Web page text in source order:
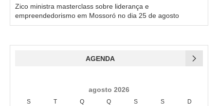
Zico ministra masterclass sobre liderança e
empreendedorismo em Mossoró no dia 25 de agosto
AGENDA
agosto 2026
S T Q Q S S D